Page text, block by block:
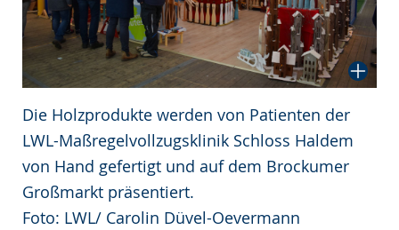
Die Holzprodukte werden von Patienten der
LWL-Maßregelvollzugsklinik Schloss Haldem
von Hand gefertigt und auf dem Brockumer
Großmarkt präsentiert.
Foto: LWL/ Carolin Düvel-Oevermann